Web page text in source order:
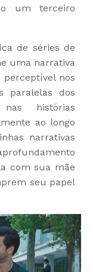
um terceiro
de séries de
uma narrativa
nos
paralelas dos
nas histórias
ao longo
narrativas
com sua mãe
seu papel